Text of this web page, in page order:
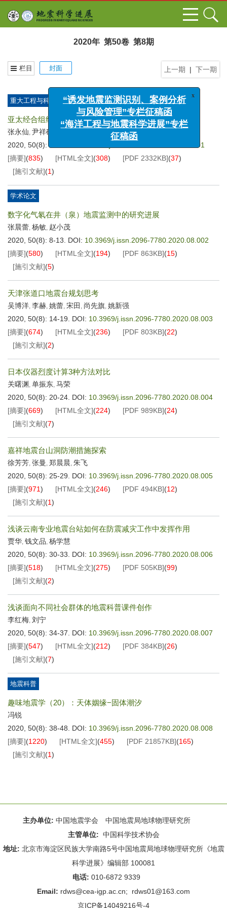
2020年 第50卷 第8期
上一期 | 下一期
栏目 封面
重大工程与科研项目进展
亚太经合组织地震科学合作项目ACES
张永仙, 尹祥础 张小涛,于晨
2020, 50(8): 1-7.
10.3969/j.issn.2096-7780.2020.08.001
[摘要](835) [HTML全文](308) [PDF 2332KB](37)
[施引文献](1)
学术论文
数字化气氡在井（泉）地震监测中的研究进展
张晨蕾, 杨敏, 赵小茂
2020, 50(8): 8-13.
DOI: 10.3969/j.issn.2096-7780.2020.08.002
[摘要](580) [HTML全文](194) [PDF 863KB](15)
[施引文献](5)
天津张道口地震台规划思考
吴博洋, 李赫, 姚蕾, 宋田 , 尚先旗, 姚新强
2020, 50(8): 14-19.
DOI: 10.3969/j.issn.2096-7780.2020.08.003
[摘要](674) [HTML全文](236) [PDF 803KB](22)
[施引文献](2)
日本仪器烈度计算3种方法对比
关曙渊 , 单振东, 马荣
2020, 50(8): 20-24. DOI: 10.3969/j.issn.2096-7780.2020.08.004
[摘要](669) [HTML全文](224) [PDF 989KB](24)
[施引文献](7)
嘉祥地震台山洞防潮措施探索
徐芳芳, 张曼 , 郑晨晨, 朱飞
2020, 50(8): 25-29.
DOI: 10.3969/j.issn.2096-7780.2020.08.005
[摘要](971) [HTML全文](246) [PDF 494KB](12)
[施引文献](1)
浅谈云南专业地震台站如何在防震减灾工作中发挥作用
贾华, 钱文品, 杨学慧
2020, 50(8): 30-33.
DOI: 10.3969/j.issn.2096-7780.2020.08.006
[摘要](518) [HTML全文](275) [PDF 505KB](99)
[施引文献](2)
浅谈面向不同社会群体的地震科普课件创作
李红梅, 刘宁
2020, 50(8): 34-37.
DOI: 10.3969/j.issn.2096-7780.2020.08.007
[摘要](547) [HTML全文](212) [PDF 384KB](26)
[施引文献](7)
地震科普
趣味地震学（20）：天体姻缘−固体潮汐
冯锐
2020, 50(8): 38-48.
DOI: 10.3969/j.issn.2096-7780.2020.08.008
[摘要](1220) [HTML全文](455) [PDF 21857KB](165)
[施引文献](1)
主办单位: 中国地震学会 中国地震局地球物理研究所
主管单位: 中国科学技术协会
地址: 北京市海淀区民族大学南路5号中国地震局地球物理研究所《地震
科学进展》编辑部 100081
电话: 010-6872 9339
Email: rdws@cea-igp.ac.cn; rdws01@163.com
京ICP备14049216号-4
x
“诱发地震监测识别、案例分析
与风险管理”专栏征稿函
“海洋工程与地震科学进展”专栏
征稿函